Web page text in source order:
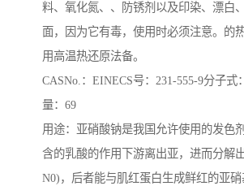
料、氧化氮、、防锈剂以及印染、漂白
面，因为它有毒，使用时必须注意。的
用高温热还原法备。
CASNo.：EINECS号：231-555-9分子式
量：69
用途：亚硝酸钠是我国允许使用的发色
含的乳酸的作用下游离出亚，进而分解
N0)，后者能与肌红蛋白生成鲜红的亚